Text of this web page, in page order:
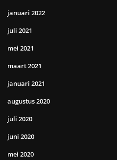
januari 2022
juli 2021
mei 2021
maart 2021
januari 2021
augustus 2020
juli 2020
juni 2020
mei 2020